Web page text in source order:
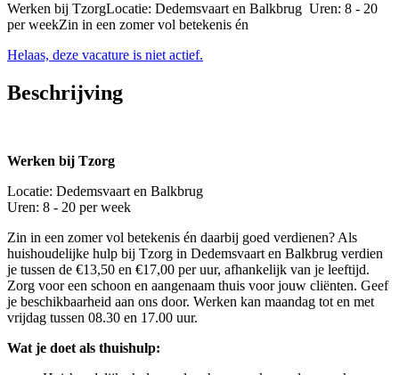
Werken bij TzorgLocatie: Dedemsvaart en Balkbrug Uren: 8 - 20
per weekZin in een zomer vol betekenis én
Helaas, deze vacature is niet actief.
Beschrijving
Werken bij Tzorg
Locatie: Dedemsvaart en Balkbrug
Uren: 8 - 20 per week
Zin in een zomer vol betekenis én daarbij goed verdienen? Als
huishoudelijke hulp bij Tzorg in Dedemsvaart en Balkbrug verdien
je tussen de €13,50 en €17,00 per uur, afhankelijk van je leeftijd.
Zorg voor een schoon en aangenaam thuis voor jouw cliënten. Geef
je beschikbaarheid aan ons door. Werken kan maandag tot en met
vrijdag tussen 08.30 en 17.00 uur.
Wat je doet als thuishulp: